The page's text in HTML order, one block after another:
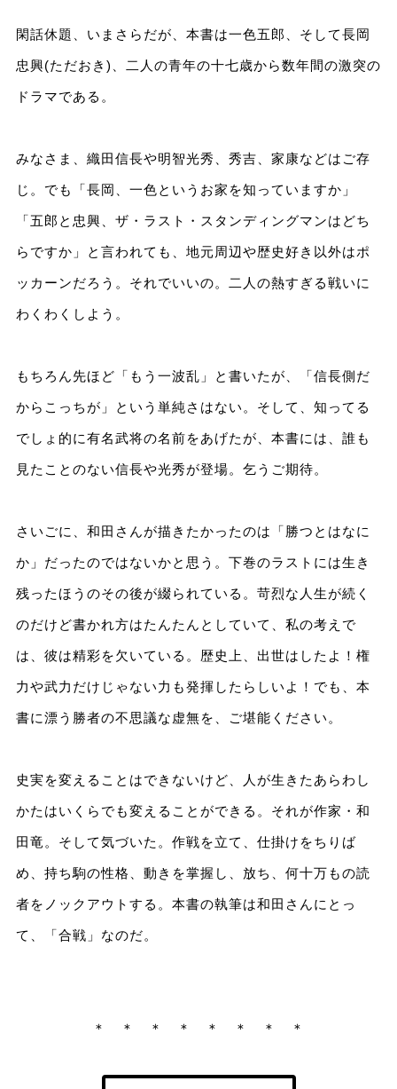
閑話休題、いまさらだが、本書は一色五郎、そして長岡
忠興(ただおき)、二人の青年の十七歳から数年間の激突の
ドラマである。
みなさま、織田信長や明智光秀、秀吉、家康などはご存
じ。でも「長岡、一色というお家を知っていますか」
「五郎と忠興、ザ・ラスト・スタンディングマンはどち
らですか」と言われても、地元周辺や歴史好き以外はポ
ッカーンだろう。それでいいの。二人の熱すぎる戦いに
わくわくしよう。
もちろん先ほど「もう一波乱」と書いたが、「信長側だ
からこっちが」という単純さはない。そして、知ってる
でしょ的に有名武将の名前をあげたが、本書には、誰も
見たことのない信長や光秀が登場。乞うご期待。
さいごに、和田さんが描きたかったのは「勝つとはなに
か」だったのではないかと思う。下巻のラストには生き
残ったほうのその後が綴られている。苛烈な人生が続く
のだけど書かれ方はたんたんとしていて、私の考えで
は、彼は精彩を欠いている。歴史上、出世はしたよ！権
力や武力だけじゃない力も発揮したらしいよ！でも、本
書に漂う勝者の不思議な虚無を、ご堪能ください。
史実を変えることはできないけど、人が生きたあらわし
かたはいくらでも変えることができる。それが作家・和
田竜。そして気づいた。作戦を立て、仕掛けをちりば
め、持ち駒の性格、動きを掌握し、放ち、何十万もの読
者をノックアウトする。本書の執筆は和田さんにとっ
て、「合戦」なのだ。
＊ ＊ ＊ ＊ ＊ ＊ ＊ ＊